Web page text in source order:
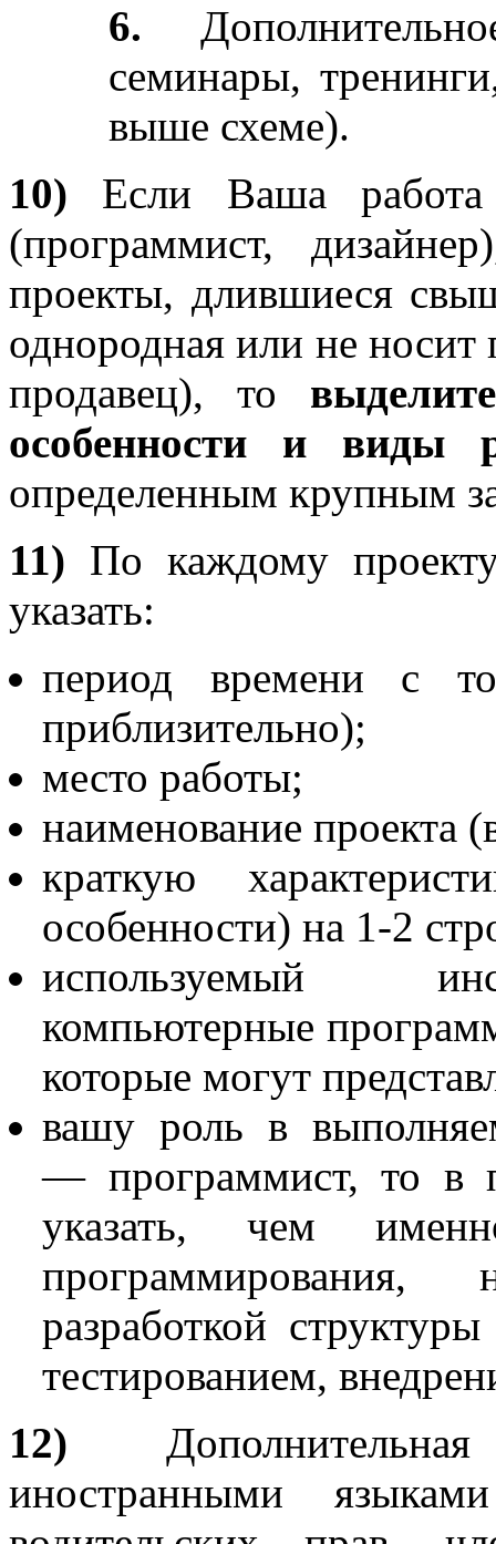
6.
семинары,
выше схеме).
10) Если Ваша работа
(программист,
проекты, длившиеся
однородная или не
продавец), то
особенности и виды
определенным крупным
11) По каждому
указать:
период времени с
приблизительно);
место работы;
наименование проекта
краткую
особенности) на 1-2
используемый
компьютерные
которые могут
вашу роль в
— программист, то в
указать, чем
программирования,
разработкой
тестированием,
12)
иностранными